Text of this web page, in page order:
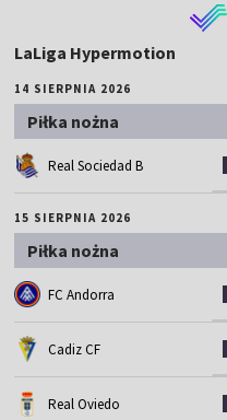
LaLiga Hypermotion
14 SIERPNIA 2026
Piłka nożna
Real Sociedad B
15 SIERPNIA 2026
Piłka nożna
FC Andorra
Cadiz CF
Real Oviedo